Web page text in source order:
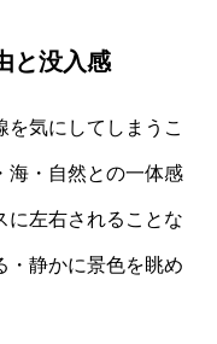
と没入感
気にしてしまうこ
海・自然との一体感
に左右されることな
・静かに景色を眺め